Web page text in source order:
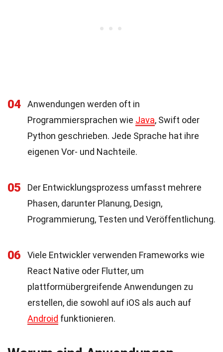
04
Anwendungen werden oft in
Programmiersprachen wie Java, Swift oder
Python geschrieben. Jede Sprache hat ihre
eigenen Vor- und Nachteile.
05
Der Entwicklungsprozess umfasst mehrere
Phasen, darunter Planung, Design,
Programmierung, Testen und Veröffentlichung.
06
Viele Entwickler verwenden Frameworks wie
React Native oder Flutter, um
plattformübergreifende Anwendungen zu
erstellen, die sowohl auf iOS als auch auf
Android funktionieren.